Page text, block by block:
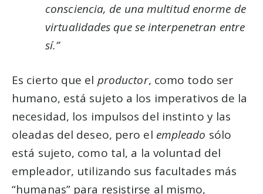
consciencia, de una multitud enorme de
virtualidades que se interpenetran entre
sí.”
Es cierto que el productor, como todo ser
humano, está sujeto a los imperativos de la
necesidad, los impulsos del instinto y las
oleadas del deseo, pero el empleado sólo
está sujeto, como tal, a la voluntad del
empleador, utilizando sus facultades más
“humanas” para resistirse al mismo,